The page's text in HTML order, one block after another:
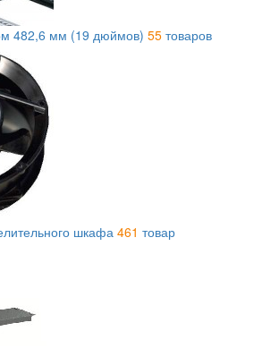
482,6 мм (19 дюймов) 55 товаров
шкафа 461 товар